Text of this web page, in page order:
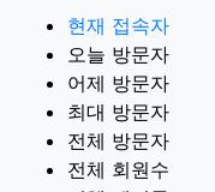
현재 접속자
오늘 방문자
어제 방문자
최대 방문자
전체 방문자
전체 회원수